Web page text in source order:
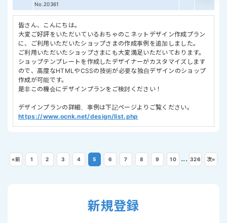
No.20361
皆さん、こんにちは。
大変ご好評をいただいているおちゃのこネットデザイン作成プラン
に、ご利用いただいたショップさまの作成事例を追加しました。
ご利用いただいたショップさまにも大変満足いただいております。
ショップテンプレートを作成したデザイナーがカスタマイズします
ので、高度なHTMLやCSSの技術が必要な独自デザインのショップ
作成が可能です。
是非この機会にデザインプランをご検討ください！
デザインプランの詳細、事例は下記ページよりご覧ください。
https://www.ocnk.net/design/list.php
«前 1 2 3 4 5 6 7 8 9 10 ... 326 次»
新規登録